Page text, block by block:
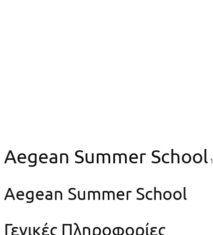
Aegean Summer School
Aegean Summer School
Γενικές Πληροφορίες